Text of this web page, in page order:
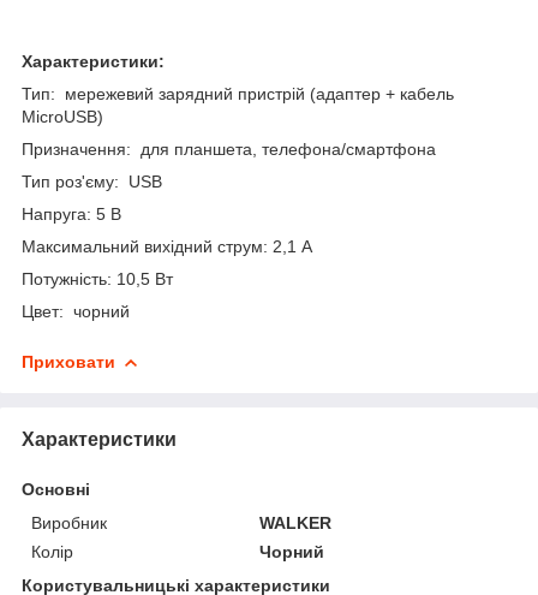
Характеристики:
Тип: мережевий зарядний пристрій (адаптер + кабель
MicroUSB)
Призначення: для планшета, телефона/смартфона
Тип роз'єму: USB
Напруга: 5 В
Максимальний вихідний струм: 2,1 А
Потужність: 10,5 Вт
Цвет: чорний
Приховати
Характеристики
Основні
Виробник
WALKER
Колір
Чорний
Користувальницькі характеристики